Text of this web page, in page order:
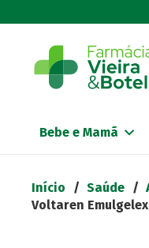
Bebe e Mamã
Início / Saúde /
Voltaren